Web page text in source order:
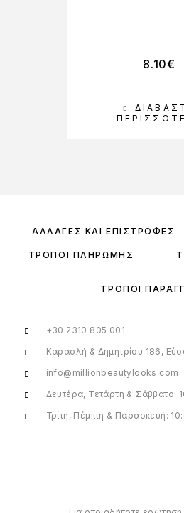
8.10€
ΑΛΛΑΓΈΣ ΚΑΙ ΕΠΙΣΤΡΟΦΈΣ
ΤΡΌΠΟΙ ΠΛΗΡΩΜΉΣ
ΤΡΌΠΟΙ
+30 2310 805 001
Καραολή & Δημητρίου 186,
info@millionbeautylooks.com
Δευτέρα, Τετάρτη & Σάββατο:
Τρίτη, Πέμπτη & Παρασκευή: